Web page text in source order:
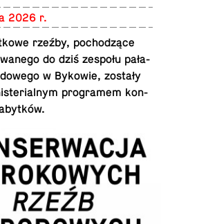
2026 r.
rzeźby, po­cho­dzą­ce
do dziś zespołu pa­ła­
w Bykowie, zostały
pro­gra­mem kon­